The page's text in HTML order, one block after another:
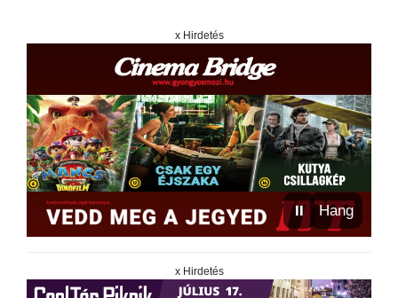
x Hirdetés
⏸ Hang
x Hirdetés